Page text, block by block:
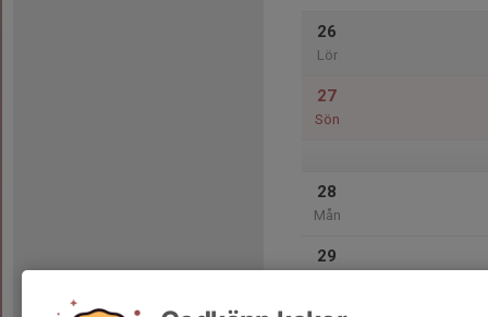
26
Lör
27
Sön
28
Mån
29